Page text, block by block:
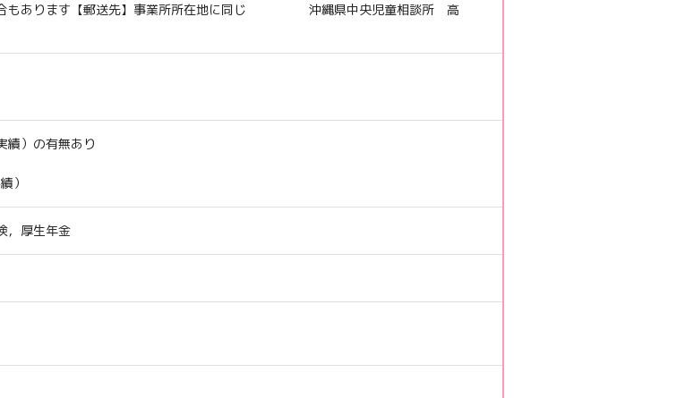
合もあります【郵送先】事業所所在地に同じ 沖縄県中央児童相談所 高
績）の有無あり
）
，厚生年金